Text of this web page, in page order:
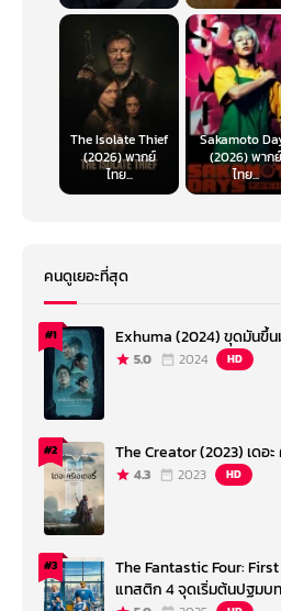
The Isolate Thief
(2026) พากย์
ไทย...
Sakamoto
(2026) พากย์
ไทย...
คนดูเยอะที่สุด
#1 Exhuma (2024) ขุดมันขึ้
5.0 2024 HD
#2 The Creator (2023) เดอะ
4.3 2023 HD
#3
The Fantastic Four:
แทสติก 4 จุดเริ่มต้นปฐมบ